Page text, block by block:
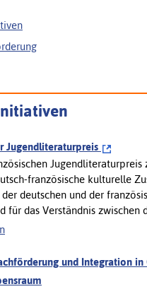
Jugendliteraturpreis
französische kulturelle
deutschen und der
für das Verständnis zwischen
und Integration